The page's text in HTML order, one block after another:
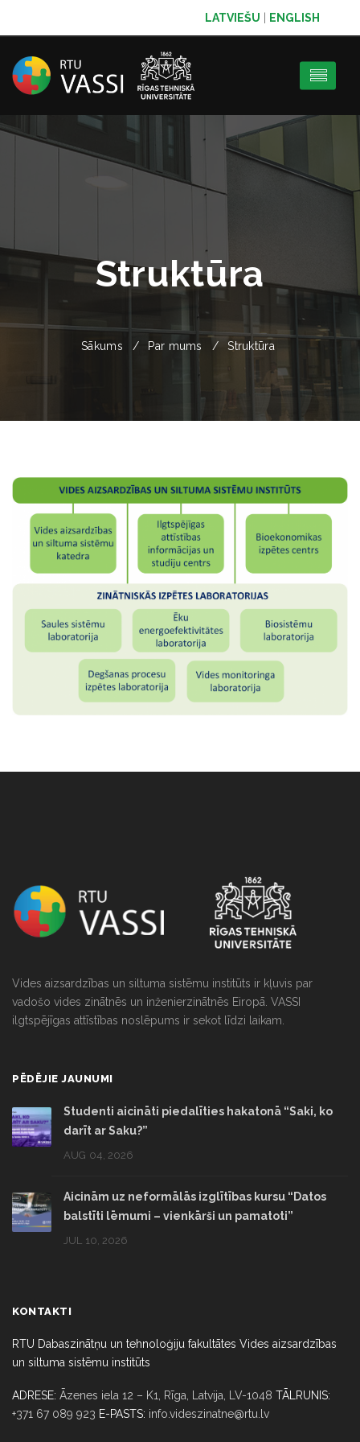
LATVIEŠU ENGLISH
Struktūra
Sākums Par mums Struktūra
Vides aizsardzības un siltuma sistēmu institūts ir kļuvis par
vadošo vides zinātnēs un inženierzinātnēs Eiropā. VASSI
ilgtspējīgas attīstības noslēpums ir sekot līdzi laikam.
PĒDĒJIE JAUNUMI
Studenti aicināti piedalīties hakatonā “Saki, ko
darīt ar Saku?”
AUG 04, 2026
Aicinām uz neformālās izglītības kursu “Datos
balstīti lēmumi – vienkārši un pamatoti”
JUL 10, 2026
KONTAKTI
RTU Dabaszinātņu un tehnoloģiju fakultātes Vides aizsardzības
un siltuma sistēmu institūts
ADRESE: Āzenes iela 12 – K1, Rīga, Latvija, LV-1048 TĀLRUNIS:
+371 67 089 923 E-PASTS: info.videszinatne@rtu.lv